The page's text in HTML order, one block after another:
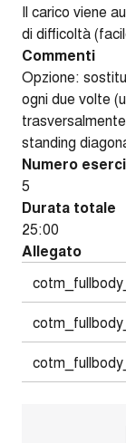
Il carico viene
di difficoltà
Commenti
Opzione:
ogni due volte
standing
Numero
5
Durata totale
25:00
Allegato